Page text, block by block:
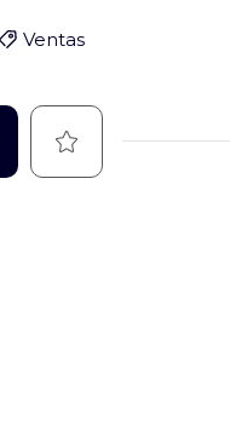
Ventas
Guardar